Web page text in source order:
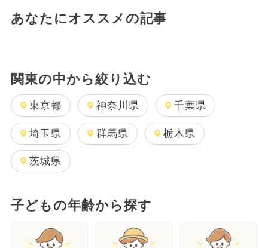
あなたにオススメの記事
関東の中から絞り込む
東京都 神奈川県 千葉県
埼玉県 群馬県 栃木県
茨城県
子どもの年齢から探す